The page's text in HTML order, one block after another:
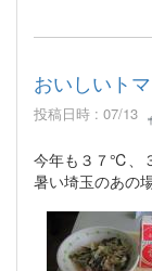
おいしいト
投稿日時 : 07/13
今年も３７℃、
暑い埼玉のあの